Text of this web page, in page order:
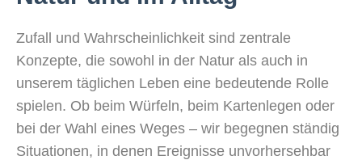
Zufall und Wahrscheinlichkeit sind zentrale
Konzepte, die sowohl in der Natur als auch in
unserem täglichen Leben eine bedeutende Rolle
spielen. Ob beim Würfeln, beim Kartenlegen oder
bei der Wahl eines Weges – wir begegnen ständig
Situationen, in denen Ereignisse unvorhersehbar